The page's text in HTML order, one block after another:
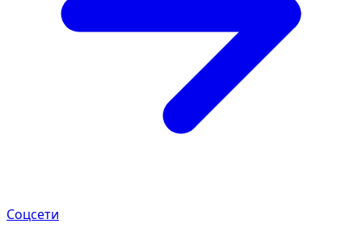
Соцсети